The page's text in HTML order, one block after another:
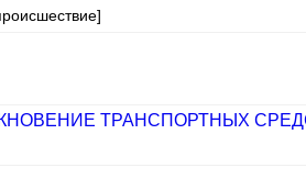
ТРАНСПОРТНЫХ